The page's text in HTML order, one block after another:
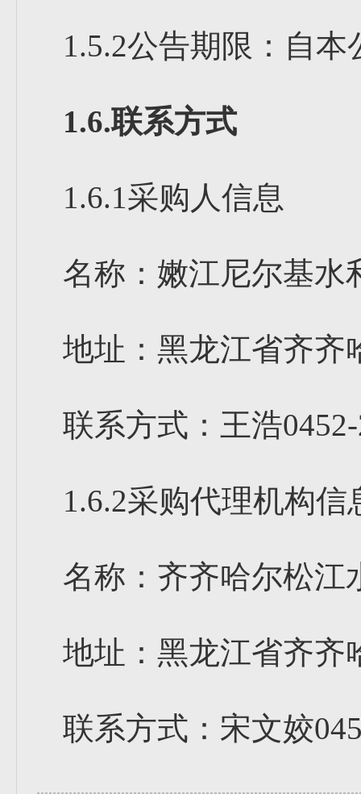
1.5.2公告期限：自
1.6.联系方式
1.6.1采购人信息
名称：嫩江尼尔基水
地址：黑龙江省齐齐
联系方式：王浩
1.6.2采购代理机构信
名称：齐齐哈尔松江
地址：黑龙江省齐齐
联系方式：宋文姣